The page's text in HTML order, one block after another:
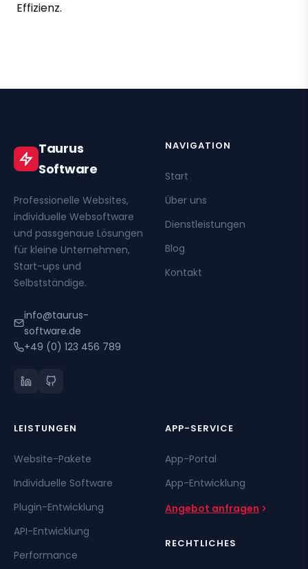
Effizienz.
Taurus
Software
Professionelle Websites,
individuelle Websoftware
und passgenaue Lösungen
für kleine Unternehmen,
Start-ups und
Selbstständige.
info@taurus-
software.de
+49 (0) 123 456 789
NAVIGATION
Start
Über uns
Dienstleistungen
Blog
Kontakt
LEISTUNGEN
Website-Pakete
Individuelle Software
Plugin-Entwicklung
API-Entwicklung
Performance
APP-SERVICE
App-Portal
App-Entwicklung
Angebot anfragen
RECHTLICHES